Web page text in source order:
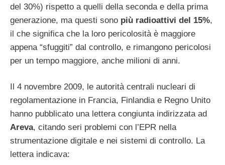
del 30%) rispetto a quelli della seconda e della prima
generazione, ma questi sono più radioattivi del 15%,
il che significa che la loro pericolosità è maggiore
appena “sfuggiti” dal controllo, e rimangono pericolosi
per un tempo maggiore, anche milioni di anni.
Il 4 novembre 2009, le autorità centrali nucleari di
regolamentazione in Francia, Finlandia e Regno Unito
hanno pubblicato una lettera congiunta indirizzata ad
Areva, citando seri problemi con l’EPR nella
strumentazione digitale e nei sistemi di controllo. La
lettera indicava: